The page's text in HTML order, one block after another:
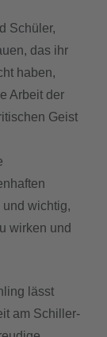
Schüler,
das ihr
haben,
Arbeit der
Geist
wichtig,
wirken und
lässt
am Schiller-